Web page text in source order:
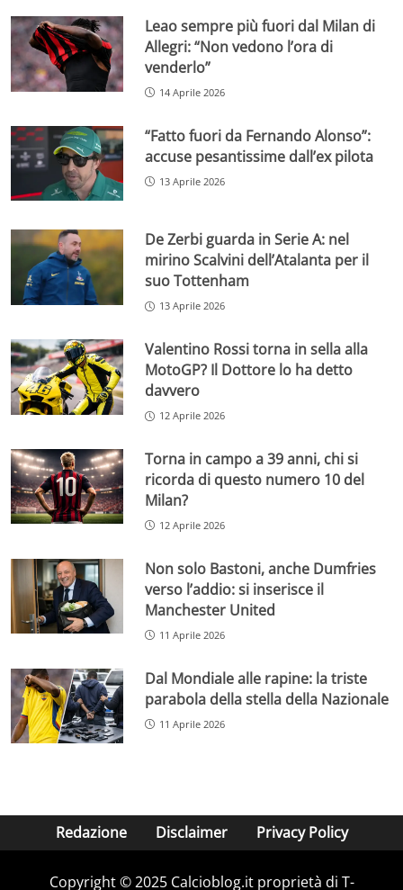
Leao sempre più fuori dal Milan di
Allegri: “Non vedono l’ora di
venderlo”
14 Aprile 2026
“Fatto fuori da Fernando Alonso”:
accuse pesantissime dall’ex pilota
13 Aprile 2026
De Zerbi guarda in Serie A: nel
mirino Scalvini dell’Atalanta per il
suo Tottenham
13 Aprile 2026
Valentino Rossi torna in sella alla
MotoGP? Il Dottore lo ha detto
davvero
12 Aprile 2026
Torna in campo a 39 anni, chi si
ricorda di questo numero 10 del
Milan?
12 Aprile 2026
Non solo Bastoni, anche Dumfries
verso l’addio: si inserisce il
Manchester United
11 Aprile 2026
Dal Mondiale alle rapine: la triste
parabola della stella della Nazionale
11 Aprile 2026
Redazione Disclaimer Privacy Policy
Copyright © 2025 Calcioblog.it proprietà di T-